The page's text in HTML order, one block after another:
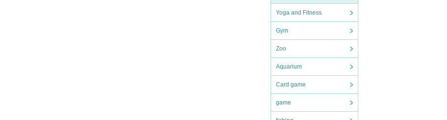
Yoga and Fitness
Gym
Zoo
Aquarium
Card game
game